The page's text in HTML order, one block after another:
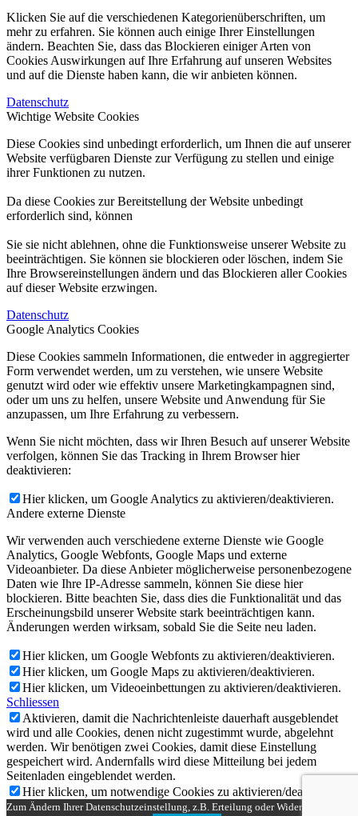
Klicken Sie auf die verschiedenen Kategorienüberschriften, um
mehr zu erfahren. Sie können auch einige Ihrer Einstellungen
ändern. Beachten Sie, dass das Blockieren einiger Arten von
Cookies Auswirkungen auf Ihre Erfahrung auf unseren Websites
und auf die Dienste haben kann, die wir anbieten können.
Datenschutz
Wichtige Website Cookies
Diese Cookies sind unbedingt erforderlich, um Ihnen die auf unserer
Website verfügbaren Dienste zur Verfügung zu stellen und einige
ihrer Funktionen zu nutzen.
Da diese Cookies zur Bereitstellung der Website unbedingt
erforderlich sind, können
Sie sie nicht ablehnen, ohne die Funktionsweise unserer Website zu
beeinträchtigen. Sie können sie blockieren oder löschen, indem Sie
Ihre Browsereinstellungen ändern und das Blockieren aller Cookies
auf dieser Website erzwingen.
Datenschutz
Google Analytics Cookies
Diese Cookies sammeln Informationen, die entweder in aggregierter
Form verwendet werden, um zu verstehen, wie unsere Website
genutzt wird oder wie effektiv unsere Marketingkampagnen sind,
oder um uns zu helfen, unsere Website und Anwendung für Sie
anzupassen, um Ihre Erfahrung zu verbessern.
Wenn Sie nicht möchten, dass wir Ihren Besuch auf unserer Website
verfolgen, können Sie das Tracking in Ihrem Browser hier
deaktivieren:
Hier klicken, um Google Analytics zu aktivieren/deaktivieren.
Andere externe Dienste
Wir verwenden auch verschiedene externe Dienste wie Google
Analytics, Google Webfonts, Google Maps und externe
Videoanbieter. Da diese Anbieter möglicherweise personenbezogene
Daten wie Ihre IP-Adresse sammeln, können Sie diese hier
blockieren. Bitte beachten Sie, dass dies die Funktionalität und das
Erscheinungsbild unserer Website stark beeinträchtigen kann.
Änderungen werden wirksam, sobald Sie die Seite neu laden.
Hier klicken, um Google Webfonts zu aktivieren/deaktivieren.
Hier klicken, um Google Maps zu aktivieren/deaktivieren.
Hier klicken, um Videoeinbettungen zu aktivieren/deaktivieren.
Schliessen
Aktivieren, damit die Nachrichtenleiste dauerhaft ausgeblendet
wird und alle Cookies, denen nicht zugestimmt wurde, abgelehnt
werden. Wir benötigen zwei Cookies, damit diese Einstellung
gespeichert wird. Andernfalls wird diese Mitteilung bei jedem
Seitenladen eingeblendet werden.
Hier klicken, um notwendige Cookies zu aktivieren/deaktivieren.
Zum Ändern Ihrer Datenschutzeinstellung, z.B. Erteilung oder Widerruf von